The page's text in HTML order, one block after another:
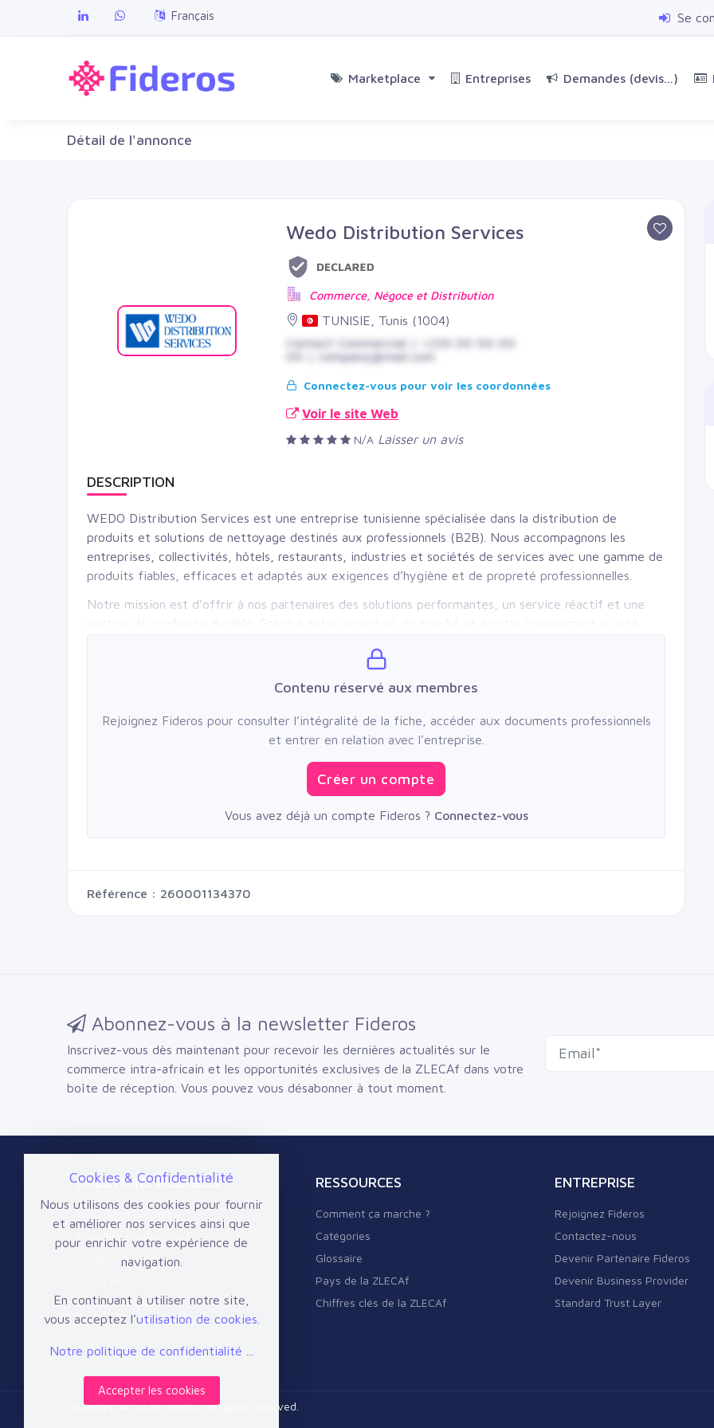
Français Se
Marketplace Entreprises Demandes (devis...)
Détail de l'annonce
Wedo Distribution Services
Commerce, Négoce et Distribution
TUNISIE, Tunis (1004)
Contact Commercial | +229 00 00 00
00 | company@mail.com
Connectez-vous pour voir les coordonnées
Voir le site Web
N/A Laisser un avis
DESCRIPTION
WEDO Distribution Services est une entreprise tunisienne spécialisée dans la distribution de
produits et solutions de nettoyage destinés aux professionnels (B2B). Nous accompagnons les
entreprises, collectivités, hôtels, restaurants, industries et sociétés de services avec une gamme de
produits fiables, efficaces et adaptés aux exigences d’hygiène et de propreté professionnelles.
Notre mission est d’offrir à nos partenaires des solutions performantes, un service réactif et une
Contenu réservé aux membres
Rejoignez Fideros pour consulter l’intégralité de la fiche, accéder aux documents professionnels
et entrer en relation avec l’entreprise.
Créer un compte
Vous avez déjà un compte Fideros ? Connectez-vous
Référence : 260001134370
Abonnez-vous à la newsletter Fideros
Inscrivez-vous dès maintenant pour recevoir les dernières actualités sur le
commerce intra-africain et les opportunités exclusives de la ZLECAf dans votre
boîte de réception. Vous pouvez vous désabonner à tout moment.
SOLUTIONS BUSINESS
Nos offres Business
Annuaire d'entreprises
Marketplace B2B
Offres d'emploi
RESSOURCES
Comment ça marche ?
Catégories
Glossaire
Pays de la ZLECAf
Chiffres clés de la ZLECAf
ENTREPRISE
Rejoignez Fideros
Contactez-nous
Devenir Partenaire Fideros
Devenir Business Provider
Standard Trust Layer
Copyright © 2026 Fideros. All rights reserved.
Cookies & Confidentialité
Nous utilisons des cookies pour fournir
et améliorer nos services ainsi que
pour enrichir votre expérience de
navigation.
En continuant à utiliser notre site,
vous acceptez l’utilisation de cookies.
Notre politique de confidentialité ...
Accepter les cookies